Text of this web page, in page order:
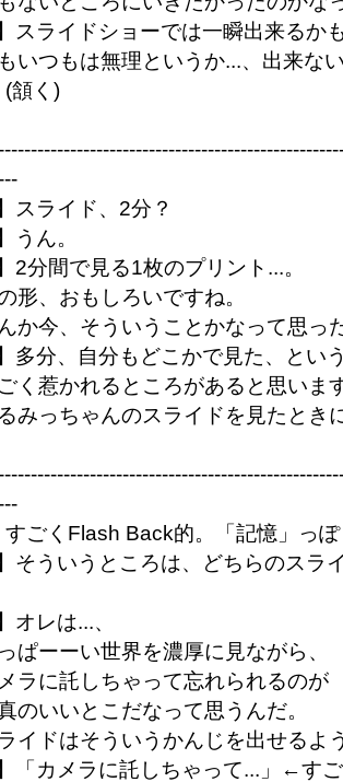
スライドショーでは一瞬出来るか
いつもは無理というか...、出来な
(頷く)
スライド、2分？
うん。
2分間で見る1枚のプリント...。
形、おもしろいですね。
か今、そういうことかなって思っ
多分、自分もどこかで見た、とい
く惹かれるところがあると思いま
みっちゃんのスライドを見たとき
すごくFlash Back的。「記憶」っ
】そういうところは、どちらのスラ
オレは...、
ぱーーい世界を濃厚に見ながら、
ラに託しちゃって忘れられるのが
のいいとこだなって思うんだ。
イドはそういうかんじを出せるよ
】「カメラに託しちゃって...」←す